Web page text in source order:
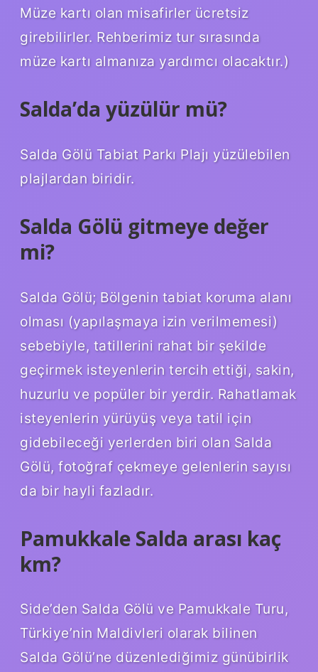
Müze kartı olan misafirler ücretsiz
girebilirler. Rehberimiz tur sırasında
müze kartı almanıza yardımcı olacaktır.)
Salda’da yüzülür mü?
Salda Gölü Tabiat Parkı Plajı yüzülebilen
plajlardan biridir.
Salda Gölü gitmeye değer
mi?
Salda Gölü; Bölgenin tabiat koruma alanı
olması (yapılaşmaya izin verilmemesi)
sebebiyle, tatillerini rahat bir şekilde
geçirmek isteyenlerin tercih ettiği, sakin,
huzurlu ve popüler bir yerdir. Rahatlamak
isteyenlerin yürüyüş veya tatil için
gidebileceği yerlerden biri olan Salda
Gölü, fotoğraf çekmeye gelenlerin sayısı
da bir hayli fazladır.
Pamukkale Salda arası kaç
km?
Side’den Salda Gölü ve Pamukkale Turu,
Türkiye’nin Maldivleri olarak bilinen
Salda Gölü’ne düzenlediğimiz günübirlik